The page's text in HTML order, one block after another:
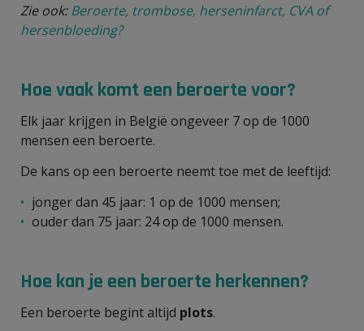
Zie ook:Beroerte, trombose, herseninfarct, CVA of
hersenbloeding?
Hoe vaak komt een beroerte voor?
Elk jaar krijgen in België ongeveer 7 op de 1000
mensen een beroerte.
De kans op een beroerte neemt toe met de leeftijd:
jonger dan 45 jaar: 1 op de 1000 mensen;
ouder dan 75 jaar: 24 op de 1000 mensen.
Hoe kan je een beroerte herkennen?
Een beroerte begint altijd plots.